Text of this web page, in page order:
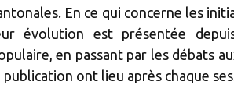
En ce qui concerne les
évolution est présentée
en passant par les débats
publication ont lieu après chaque